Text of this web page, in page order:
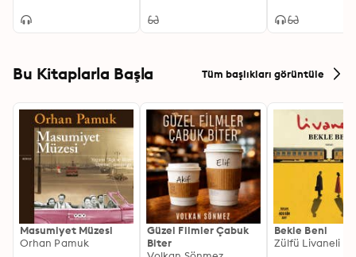
Bu Kitaplarla Başla Tüm başlıkları görüntüle
Masumiyet Müzesi
Orhan Pamuk
Güzel Filmler Çabuk
Biter
Bekle Beni
Zülfü Livaneli